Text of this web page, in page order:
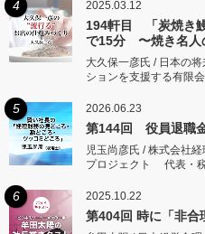
4 2025.03.12
194軒目 「炭焼き
で15分 〜焼き名人
大久保一彦氏 / 日本の
ションを支援する有限
5 2026.06.23
第144回 役員退職
児玉尚彦氏 / 株式会社
プロジェクト 代表・
6 2025.10.22
第404回 時に「非合